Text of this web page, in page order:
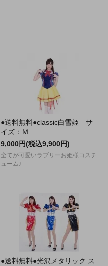
●送料無料●classic白雪姫 サ
イズ：Ｍ
9,000円(税込9,900円)
全てが可愛いラブリーお姫様コスチ
ューム♪
●送料無料●光沢メタリック ス